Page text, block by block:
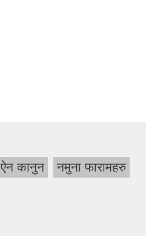
ऐन कानुन नमुना फारामहरु